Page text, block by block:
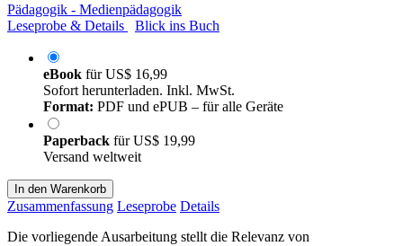
Pädagogik - Medienpädagogik
Leseprobe & Details
Blick ins Buch
eBook fürUS$ 16,99
Sofort herunterladen. Inkl. MwSt.
Format: PDF und ePUB – für alle Geräte
Paperback fürUS$ 19,99
Versand weltweit
In den Warenkorb
Zusammenfassung Leseprobe Details
Die vorliegende Ausarbeitung stellt die Relevanz von